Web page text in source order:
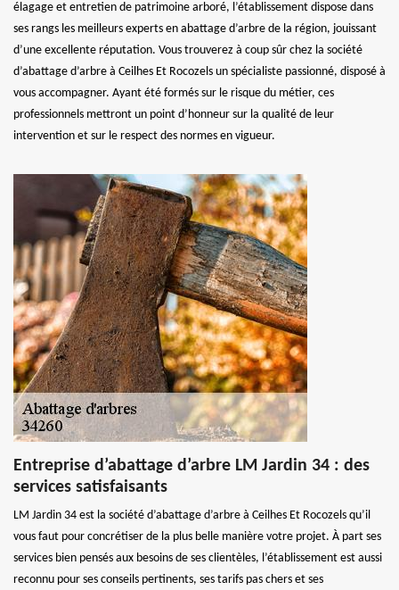
élagage et entretien de patrimoine arboré, l’établissement dispose dans
ses rangs les meilleurs experts en abattage d’arbre de la région, jouissant
d’une excellente réputation. Vous trouverez à coup sûr chez la société
d’abattage d’arbre à Ceilhes Et Rocozels un spécialiste passionné, disposé à
vous accompagner. Ayant été formés sur le risque du métier, ces
professionnels mettront un point d’honneur sur la qualité de leur
intervention et sur le respect des normes en vigueur.
Entreprise d’abattage d’arbre LM Jardin 34 : des
services satisfaisants
LM Jardin 34 est la société d’abattage d’arbre à Ceilhes Et Rocozels qu’il
vous faut pour concrétiser de la plus belle manière votre projet. À part ses
services bien pensés aux besoins de ses clientèles, l’établissement est aussi
reconnu pour ses conseils pertinents, ses tarifs pas chers et ses